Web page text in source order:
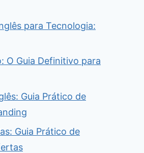
para Tecnologia:
O Guia Definitivo para
Guia Prático de
Guia Prático de